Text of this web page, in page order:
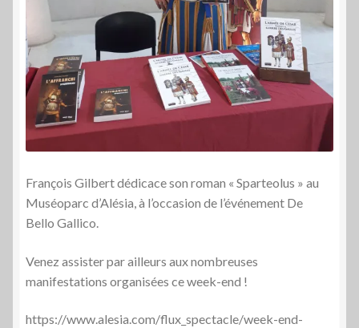
François Gilbert dédicace son roman « Sparteolus » au
Muséoparc d’Alésia, à l’occasion de l’événement De
Bello Gallico.
Venez assister par ailleurs aux nombreuses
manifestations organisées ce week-end !
https://www.alesia.com/flux_spectacle/week-end-